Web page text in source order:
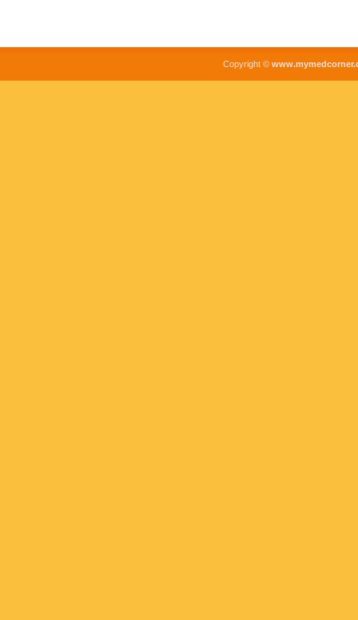
Copyright ©